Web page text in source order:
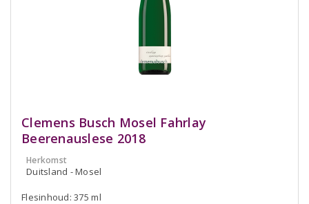
Clemens Busch Mosel Fahrlay
Beerenauslese 2018
Herkomst
Duitsland - Mosel
Flesinhoud: 375 ml